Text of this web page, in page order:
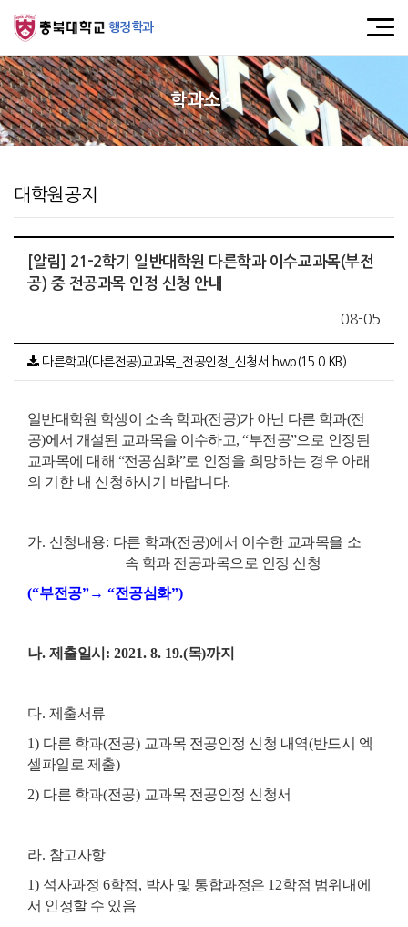
행정학과
학과소식
대학원공지
[알림] 21-2학기 일반대학원 다른학과 이수교과목(부전
공) 중 전공과목 인정 신청 안내
08-05
다른학과(다른전공)교과목_전공인정_신청서.hwp(15.0 KB)
일반대학원 학생이 소속 학과(전공)가 아닌 다른 학과(전
공)에서 개설된 교과목을 이수하고, “부전공”으로 인정된
교과목에 대해 “전공심화”로 인정을 희망하는 경우 아래
의 기한 내 신청하시기 바랍니다.
가. 신청내용: 다른 학과(전공)에서 이수한 교과목을 소
속 학과 전공과목으로 인정 신청
(“부전공”→ “전공심화”)
나. 제출일시 : 2021. 8. 19.(목)까지
다. 제출서류
1) 다른 학과(전공) 교과목 전공인정 신청 내역(반드시 엑
셀파일로 제출)
2) 다른 학과(전공) 교과목 전공인정 신청서
라. 참고사항
1) 석사과정 6학점, 박사 및 통합과정은 12학점 범위내에
서 인정할 수 있음